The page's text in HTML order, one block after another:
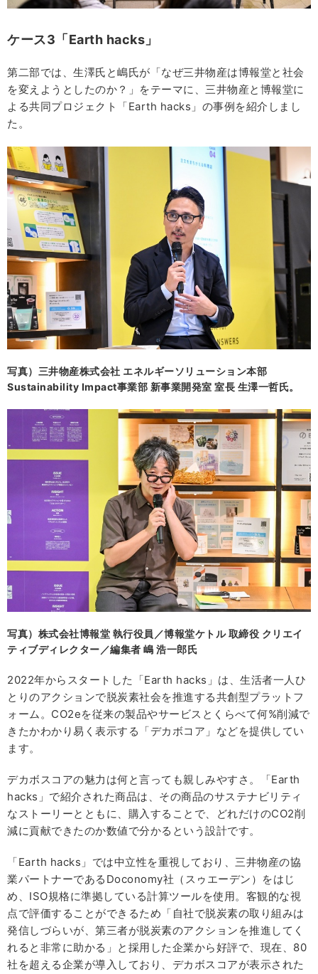
ケース3「Earth hacks」
第二部では、生澤氏と嶋氏が「なぜ三井物産は博報堂と社会
を変えようとしたのか？」をテーマに、三井物産と博報堂に
よる共同プロジェクト「Earth hacks」の事例を紹介しまし
た。
写真）三井物産株式会社 エネルギーソリューション本部
Sustainability Impact事業部 新事業開発室 室長 生澤一哲氏。
写真）株式会社博報堂 執行役員／博報堂ケトル 取締役 クリエイ
ティブディレクター／編集者 嶋 浩一郎氏
2022年からスタートした「Earth hacks」は、生活者一人ひ
とりのアクションで脱炭素社会を推進する共創型プラットフ
ォーム。CO2eを従来の製品やサービスとくらべて何%削減で
きたかわかり易く表示する「デカボコア」などを提供してい
ます。
デカボスコアの魅力は何と言っても親しみやすさ。「Earth
hacks」で紹介された商品は、その商品のサステナビリティ
なストーリーとともに、購入することで、どれだけのCO2削
減に貢献できたのか数値で分かるという設計です。
「Earth hacks」では中立性を重視しており、三井物産の協
業パートナーであるDoconomy社（スゥエーデン）をはじ
め、ISO規格に準拠している計算ツールを使用。客観的な視
点で評価することができるため「自社で脱炭素の取り組みは
発信しづらいが、第三者が脱炭素のアクションを推進してく
れると非常に助かる」と採用した企業から好評で、現在、80
社を超える企業が導入しており、デカボスコアが表示された